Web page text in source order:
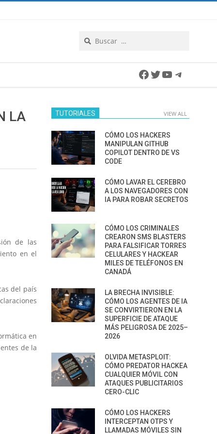
Facebook
Twitter
YouTube
LA
de las
en el
del país
en
de la
TUTORIALES VIEW ALL
CÓMO LOS HACKERS
MANIPULAN GITHUB
COPILOT DENTRO DE VS
CODE
CÓMO LAVAR EL CEREBRO
A LOS NAVEGADORES CON
IA PARA ROBAR SECRETOS
CÓMO LOS CRIMINALES
CREARON SMS BLASTERS
PARA FALSIFICAR TORRES
CELULARES Y HACKEAR
MILES DE TELÉFONOS EN
CANADÁ
LA BRECHA INVISIBLE:
CÓMO LOS AGENTES DE IA
SE CONVIRTIERON EN LA
SUPERFICIE DE ATAQUE
MÁS PELIGROSA DE 2025–
2026
OLVIDA METASPLOIT:
CÓMO PREDATOR HACKEA
CUALQUIER MÓVIL CON
ATAQUES PUBLICITARIOS
CERO-CLIC
CÓMO LOS HACKERS
INTERCEPTAN OTPS Y
LLAMADAS MÓVILES SIN